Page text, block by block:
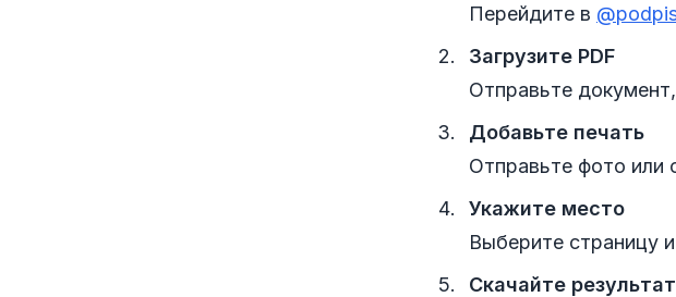
Перейдите в
Загрузите PDF
Отправьте
Добавьте печать
Отправьте фото или
Укажите место
Выберите страницу
Скачайте результат